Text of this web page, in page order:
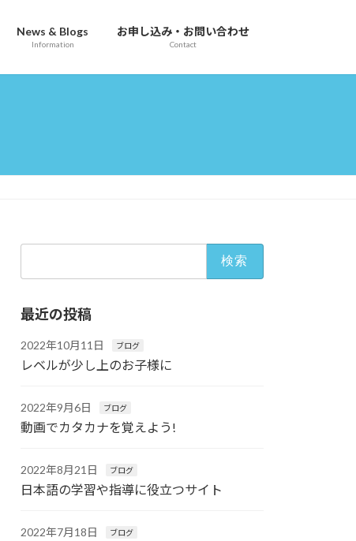
News & Blogs
Information
お申し込み・お問い合わせ
Contact
最近の投稿
2022年10月11日 ブログ
レベルが少し上のお子様に
2022年9月6日 ブログ
動画でカタカナを覚えよう!
2022年8月21日 ブログ
日本語の学習や指導に役立つサイト
2022年7月18日 ブログ